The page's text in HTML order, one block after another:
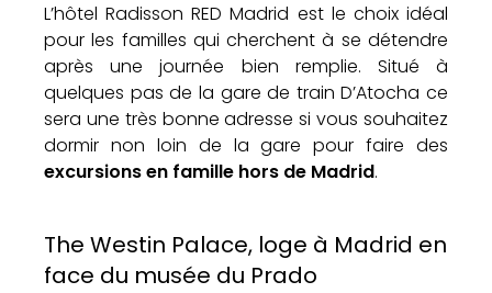
L’hôtel Radisson RED Madrid est le choix idéal
pour les familles qui cherchent à se détendre
après une journée bien remplie. Situé à
quelques pas de la gare de train D’Atocha ce
sera une très bonne adresse si vous souhaitez
dormir non loin de la gare pour faire des
excursions en famille hors de Madrid.
The Westin Palace, loge à Madrid en
face du musée du Prado